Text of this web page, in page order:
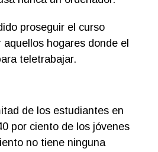
proseguir el curso
hogares donde el
teletrabajar.
de los estudiantes en
por ciento de los jóvenes
no tiene ninguna